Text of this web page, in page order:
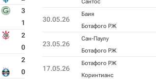
3
1
2
0
2
0
Сантос
30.05.26
Баия
Ботафого РЖ
23.05.26
Сан-Паулу
Ботафого РЖ
17.05.26
Ботафого РЖ
Коринтианс